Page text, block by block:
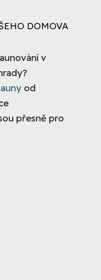
DOMOVA
v
od
přesně pro